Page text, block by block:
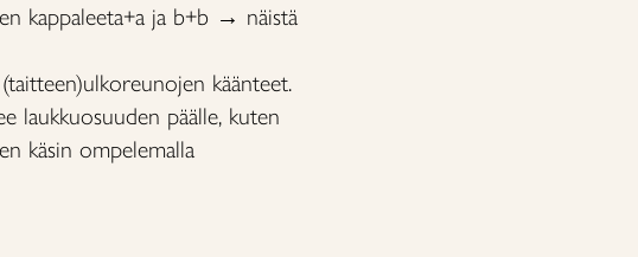
kappaleeta+a ja b+b → näistä
käänteet.
laukkuosuuden päälle, kuten
käsin ompelemalla